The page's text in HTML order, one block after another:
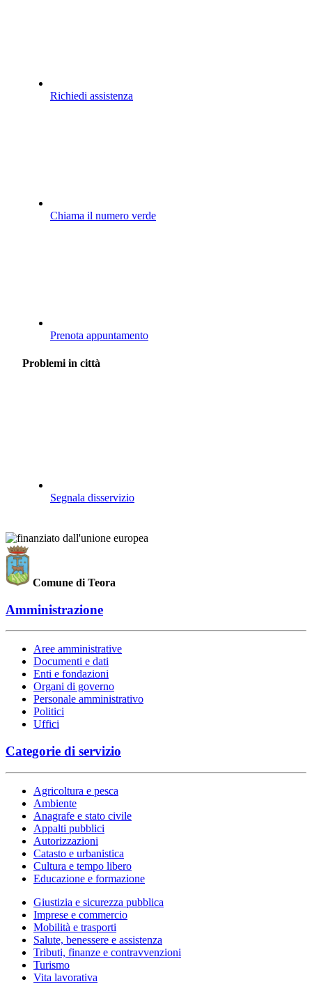
Richiedi assistenza
Chiama il numero verde
Prenota appuntamento
Problemi in città
Segnala disservizio
Comune di Teora
Amministrazione
Aree amministrative
Documenti e dati
Enti e fondazioni
Organi di governo
Personale amministrativo
Politici
Uffici
Categorie di servizio
Agricoltura e pesca
Ambiente
Anagrafe e stato civile
Appalti pubblici
Autorizzazioni
Catasto e urbanistica
Cultura e tempo libero
Educazione e formazione
Giustizia e sicurezza pubblica
Imprese e commercio
Mobilità e trasporti
Salute, benessere e assistenza
Tributi, finanze e contravvenzioni
Turismo
Vita lavorativa